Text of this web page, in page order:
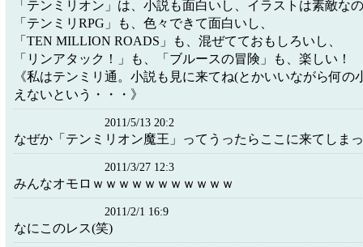
「テンミリオン」は、小説も面白いし、イラストは素敵な
「テンミリRPG」も、色々できて面白いし、
「TEN MILLION ROADS」も、混ぜてておもしろいし、
「リンアタック！」も、「ブルースの冒険」も、楽しい！
《私はテンミリ通。小説も見に来てね(とかいいながら何の
えないという・・・》
2011/5/13 20:2
なぜか「テンミリオン魔王」ってうったらここに来てしま
2011/3/27 12:3
みんなオモロｗｗｗｗｗｗｗｗｗｗｗ
2011/2/1 16:9
なにこのレス(笑)